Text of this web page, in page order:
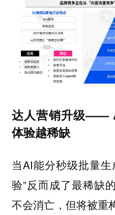
达人营销升级——
体验越稀缺
当AI能分秒级批量
验”反而成了最稀缺
不会消亡，但将被重